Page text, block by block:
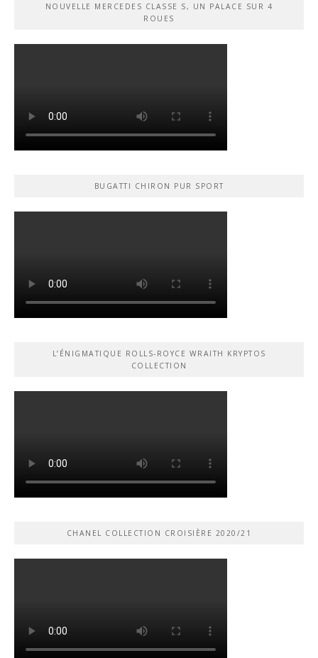
NOUVELLE MERCEDES CLASSE S, UN PALACE SUR 4
ROUES
BUGATTI CHIRON PUR SPORT
L’ÉNIGMATIQUE ROLLS-ROYCE WRAITH KRYPTOS
COLLECTION
CHANEL COLLECTION CROISIÈRE 2020/21